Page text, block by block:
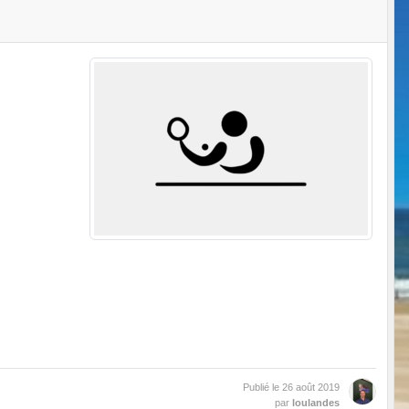
Publié le 26 août 2019
par loulandes